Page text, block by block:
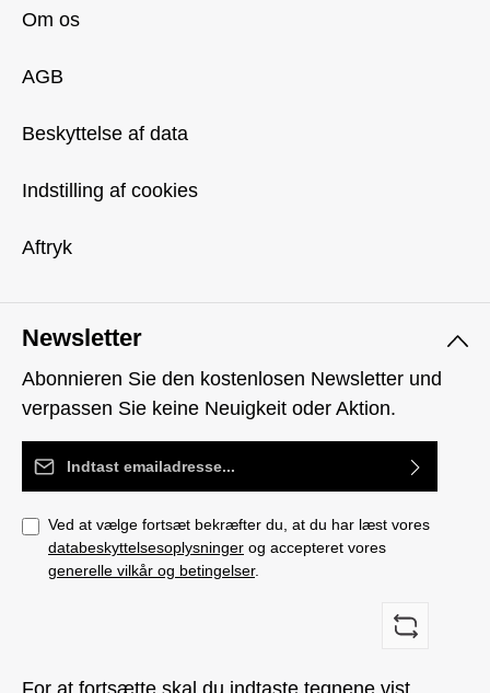
Newsletter
Abonnieren Sie den kostenlosen Newsletter und
verpassen Sie keine Neuigkeit oder Aktion.
Email adresse*
Ved at vælge fortsæt bekræfter du, at du har læst vores
databeskyttelsesoplysninger og accepteret vores
generelle vilkår og betingelser.
For at fortsætte skal du indtaste tegnene vist
Om os
AGB
Beskyttelse af data
Indstilling af cookies
Aftryk